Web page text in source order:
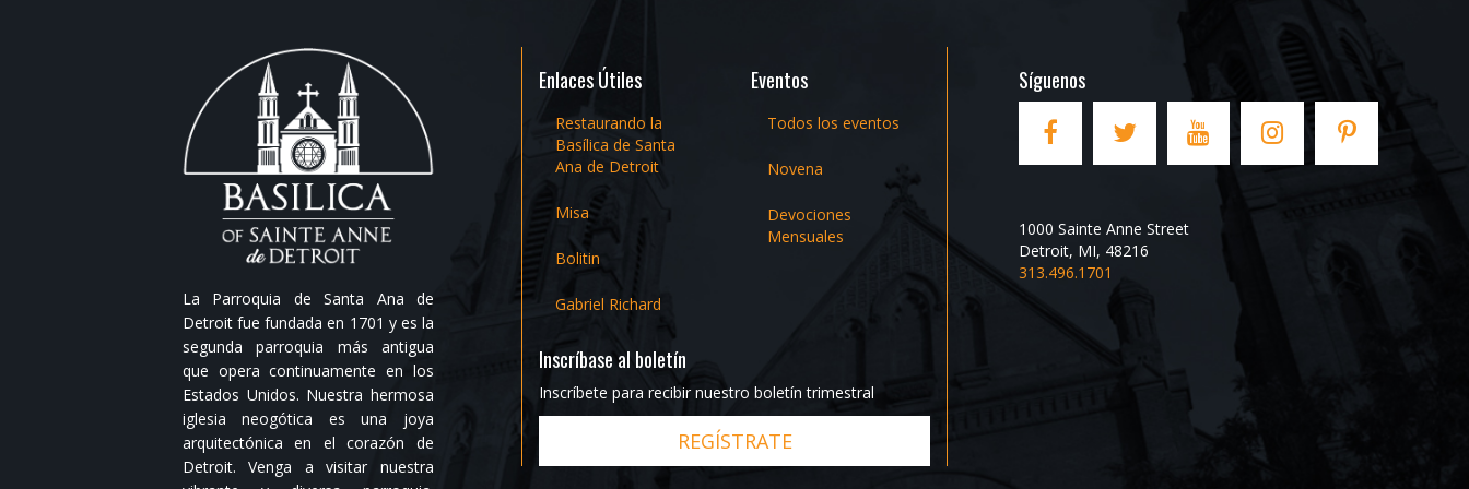
La Parroquia de Santa Ana de
Detroit fue fundada en 1701 y es la
segunda parroquia más antigua
que opera continuamente en los
Estados Unidos. Nuestra hermosa
iglesia neogótica es una joya
arquitectónica en el corazón de
Detroit. Venga a visitar nuestra
Enlaces Útiles
Restaurando la
Basílica de Santa
Ana de Detroit
Misa
Bolitin
Gabriel Richard
Eventos
Todos los eventos
Novena
Devociones
Mensuales
Inscríbase al boletín
Inscríbete para recibir nuestro boletín trimestral
REGÍSTRATE
Síguenos
1000 Sainte Anne Street
Detroit, MI, 48216
313.496.1701